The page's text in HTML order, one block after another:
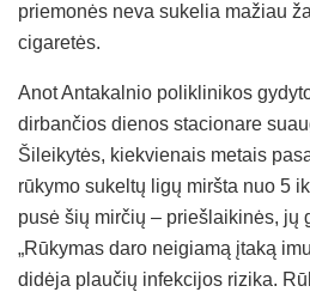
priemonės neva sukelia mažiau
cigaretės.
Anot Antakalnio poliklinikos
dirbančios dienos stacionare
Šileikytės, kiekvienais metais
rūkymo sukeltų ligų miršta nuo 5
pusė šių mirčių – priešlaikinės, jų
„Rūkymas daro neigiamą įtaką
didėja plaučių infekcijos rizika.